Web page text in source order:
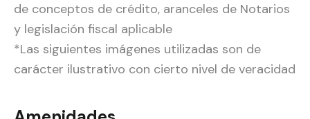
de conceptos de crédito, aranceles de Notarios
y legislación fiscal aplicable
*Las siguientes imágenes utilizadas son de
carácter ilustrativo con cierto nivel de veracidad